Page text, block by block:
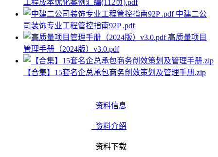
工程成本优化案例汇编(112页).pdf
中建二公
司装饰专业工程管控指南92P .pdf
高质量项目
管理手册（2024版）v3.0.pdf
【合集】15套名企总承包商务创效策划及管理手册.zip
资料信息
资料介绍
资料下载